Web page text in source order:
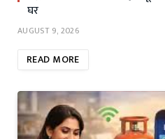
घर
AUGUST 9, 2026
READ MORE